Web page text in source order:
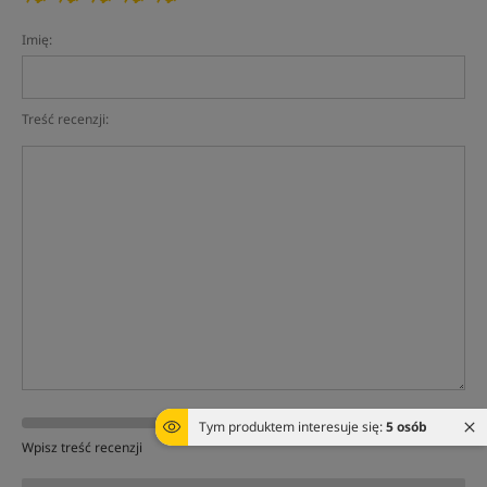
Tym produktem interesuje się:5 osób
Imię:
Treść recenzji:
Wpisz treść recenzji